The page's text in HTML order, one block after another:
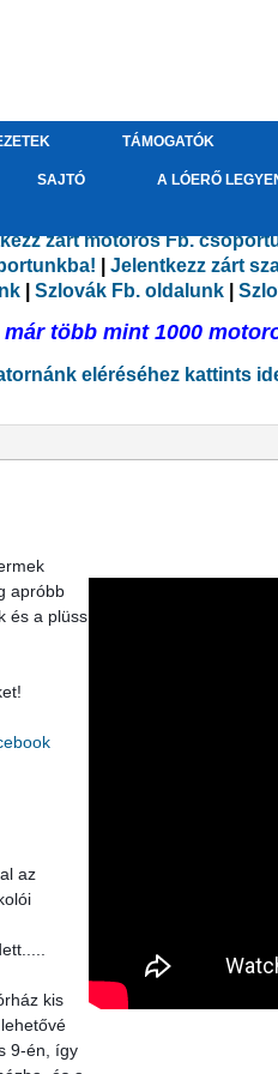
TÁMOGATÓK
SAJTÓ A LÓERŐ
zárt motoros Fb.
Jelentkezz zárt
Szlovák Fb. oldalunk
több mint 1000
eléréséhez kattints
apróbb
és a plüss
9-én, így